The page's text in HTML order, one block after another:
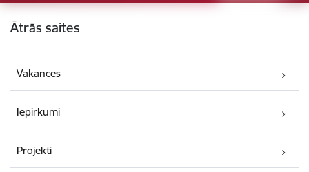
Kājene
Ātrās saites
Vakances
Iepirkumi
Projekti